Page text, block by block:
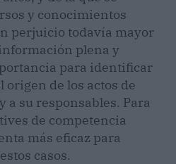
y conocimientos
perjuicio todavía mayor
plena y
para identificar
origen de los actos de
a su responsables. Para
de competencia
más eficaz para
casos.